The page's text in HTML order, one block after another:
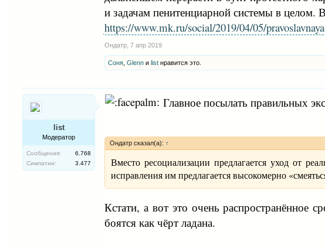
и задачам пенитенциарной системы в целом.
https://www.mk.ru/social/2019/04/05/
Ондатр 7 апр 2019
Соня ,Glenn и list нравится это.
list
Модератор
Сообщения:
6.768
Симпатии:
3.477
Главное посылать правильных
Ондатр сказал(а): ↑
Вместо ресоциализации предлагается уход от
исправления им предлагается высокомерно
Кстати, а вот это очень
боятся как чёрт ладана.